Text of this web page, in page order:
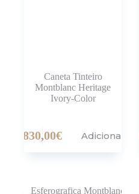
Caneta Tinteiro
Montblanc Heritage
Ivory-Color
830,00€ Adicionar